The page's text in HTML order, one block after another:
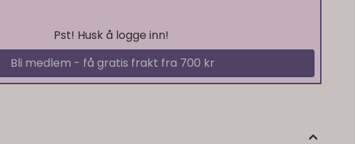
Pst! Husk å logge inn!
Bli medlem - få gratis frakt fra 700 kr